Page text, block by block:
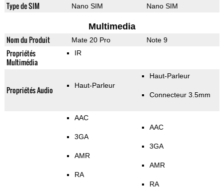
Type de SIM Nano SIM Nano SIM
Multimedia
Nom du Produit Mate 20 Pro Note 9
Propriétés
Multimédia
IR
Propriétés Audio Haut-Parleur
Haut-Parleur
Connecteur 3.5mm
AAC
3GA
AMR
RA
AAC
3GA
AMR
RA